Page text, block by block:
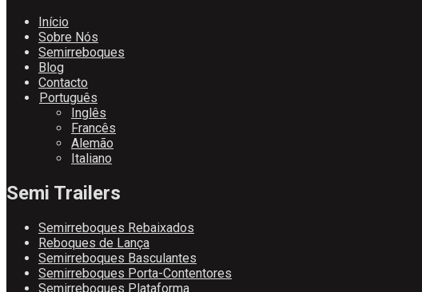
Início
Sobre Nós
Semirreboques
Blog
Contacto
Português
Inglês
Francês
Alemão
Italiano
Semi Trailers
Semirreboques Rebaixados
Reboques de Lança
Semirreboques Basculantes
Semirreboques Porta-Contentores
Semirreboques Plataforma